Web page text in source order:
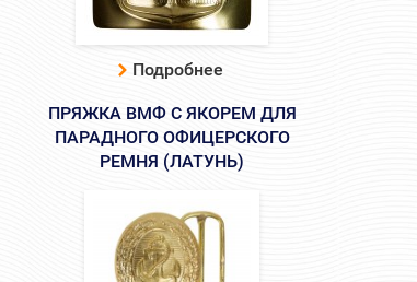
Подробнее
ПРЯЖКА ВМФ С ЯКОРЕМ ДЛЯ
ПАРАДНОГО ОФИЦЕРСКОГО
РЕМНЯ (ЛАТУНЬ)